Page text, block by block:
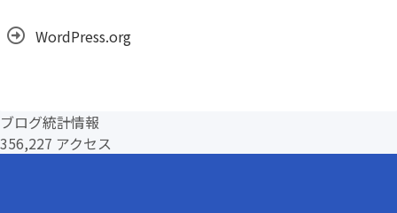
WordPress.org
ブログ統計情報
356,227 アクセス